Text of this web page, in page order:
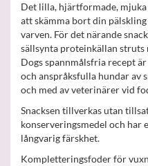
Det lilla, hjärtformade,
att skämma bort din
varven. För det närande
sällsynta proteinkällan
Dogs spannmålsfria recept
och anspråksfulla hundar av
och med av veterinärer vid
Snacksen tillverkas utan
konserveringsmedel och
långvarig färskhet.
Kompletteringsfoder för